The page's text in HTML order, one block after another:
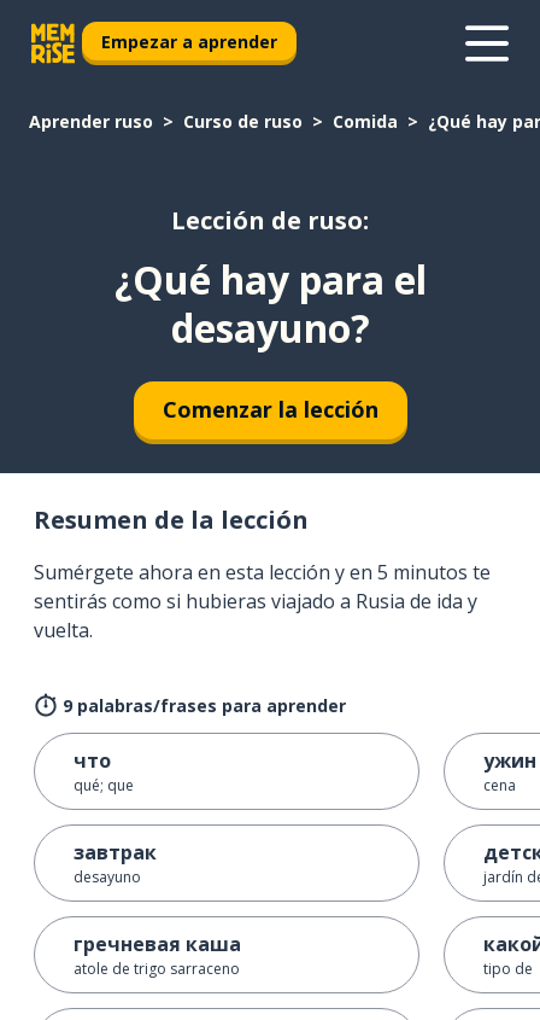
Empezar a aprender
Aprender ruso Curso de ruso Comida ¿Qué hay
Lección de ruso:
¿Qué hay para el
desayuno?
Comenzar la lección
Resumen de la lección
Sumérgete ahora en esta lección y en 5 minutos te
sentirás como si hubieras viajado a Rusia de ida y
vuelta.
9 palabras/frases para aprender
что
qué; que
завтрак
desayuno
гречневая каша
atole de trigo sarraceno
ужин
cena
jardín
tipo de